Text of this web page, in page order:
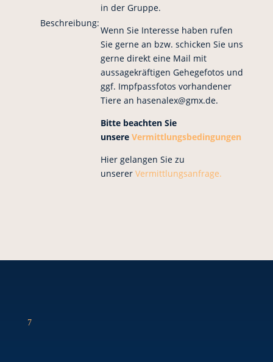
Beschreibung:
in der Gruppe.
Wenn Sie Interesse haben rufen
Sie gerne an bzw. schicken Sie uns
gerne direkt eine Mail mit
aussagekräftigen Gehegefotos und
ggf. Impfpassfotos vorhandener
Tiere an hasenalex@gmx.de.
Bitte beachten Sie
unsere Vermittlungsbedingungen
Hier gelangen Sie zu
unserer Vermittlungsanfrage.
7